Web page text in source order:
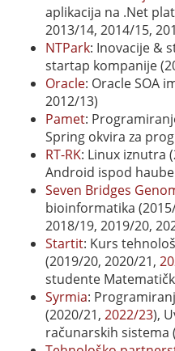
aplikacija na .Net
2013/14, 2014/15,
NTPark: Inovacije &
startap kompanije
Oracle: Oracle SOA
2012/13)
Pamet:
Spring okvira za
RT-RK: Linux iznutra
Android ispod
Seven Bridges
bioinformatika
2018/19, 2019/20,
Startit: Kurs
(2019/20, 2020/21,
studente
Syrmia:
(2020/21, 2022/23),
računarskih sistema (